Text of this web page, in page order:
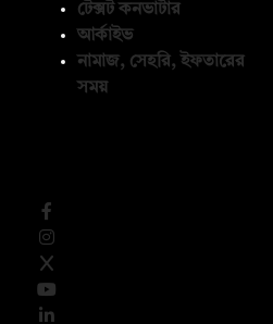
টেক্সট কনভার্টার
আর্কাইভ
নামাজ, সেহরি, ইফতারের
সময়